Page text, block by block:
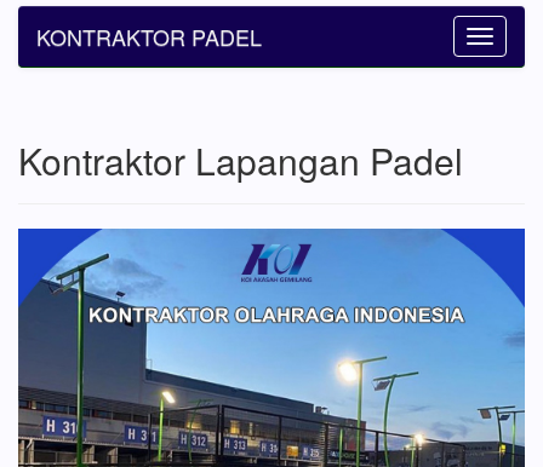
Toggle
KONTRAKTOR PADEL
Kontraktor Lapangan Padel